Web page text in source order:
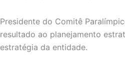
Presidente do Comitê
resultado ao planejamento
estratégia da entidade.